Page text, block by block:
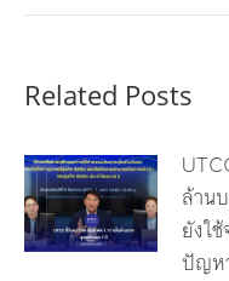
Related Posts
ล้าน
ยังใ
ปัญห